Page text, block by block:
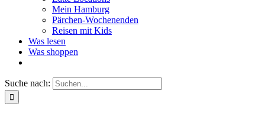
Mein Hamburg
Pärchen-Wochenenden
Reisen mit Kids
Was lesen
Was shoppen
Suche nach: